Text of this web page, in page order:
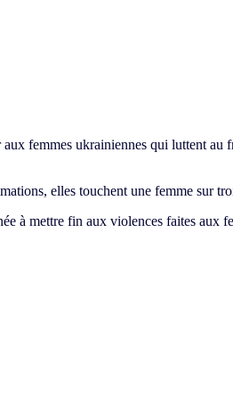
femmes ukrainiennes qui luttent au
elles touchent une femme sur
à mettre fin aux violences faites aux